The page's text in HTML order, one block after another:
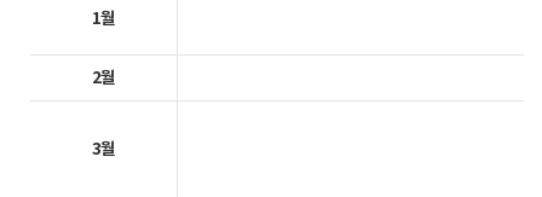
1월
2월
3월